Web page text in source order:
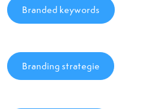
Branded keywords
Branding strategie